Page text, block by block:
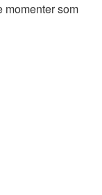
momenter som